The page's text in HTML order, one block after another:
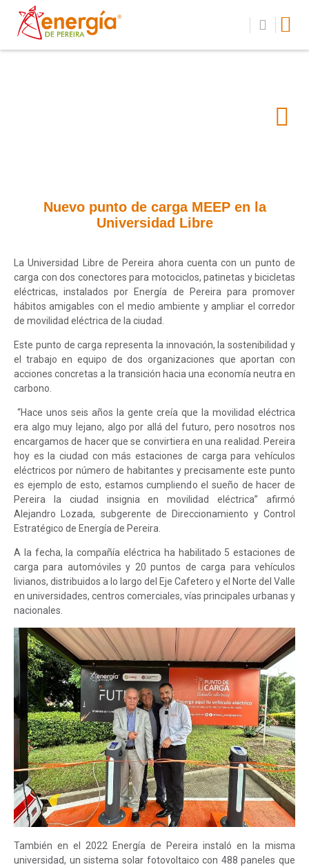
Nuevo punto de carga MEEP en la
Universidad Libre
La Universidad Libre de Pereira ahora cuenta con un punto de
carga con dos conectores para motociclos, patinetas y bicicletas
eléctricas, instalados por Energía de Pereira para promover
hábitos amigables con el medio ambiente y ampliar el corredor
de movilidad eléctrica de la ciudad.
Este punto de carga representa la innovación, la sostenibilidad y
el trabajo en equipo de dos organizaciones que aportan con
acciones concretas a la transición hacia una economía neutra en
carbono.
“Hace unos seis años la gente creía que la movilidad eléctrica
era algo muy lejano, algo por allá del futuro, pero nosotros nos
encargamos de hacer que se convirtiera en una realidad. Pereira
hoy es la ciudad con más estaciones de carga para vehículos
eléctricos por número de habitantes y precisamente este punto
es ejemplo de esto, estamos cumpliendo el sueño de hacer de
Pereira la ciudad insignia en movilidad eléctrica” afirmó
Alejandro Lozada, subgerente de Direccionamiento y Control
Estratégico de Energía de Pereira.
A la fecha, la compañía eléctrica ha habilitado 5 estaciones de
carga para automóviles y 20 puntos de carga para vehículos
livianos, distribuidos a lo largo del Eje Cafetero y el Norte del Valle
en universidades, centros comerciales, vías principales urbanas y
nacionales.
También en el 2022 Energía de Pereira instaló en la misma
universidad, un sistema solar fotovoltaico con 488 paneles que